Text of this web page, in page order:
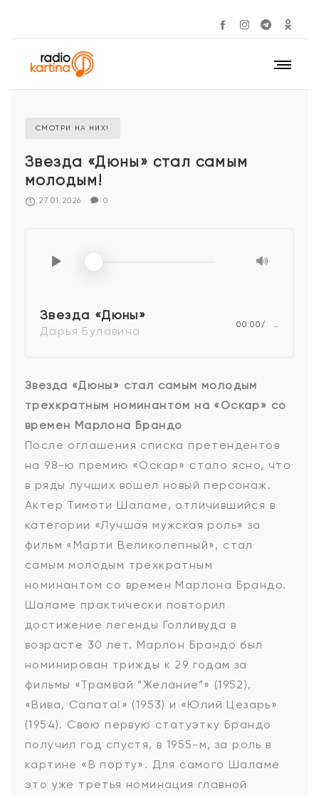
СМОТРИ НА НИХ!
Звезда «Дюны» стал самым
молодым!
27.01.2026 0
Звезда «Дюны»
Дарья Булавина 00:00 …
Звезда «Дюны» стал самым молодым
трехкратным номинантом на «Оскар» со
времен Марлона Брандо
После оглашения списка претендентов
на 98-ю премию «Оскар» стало ясно, что
в ряды лучших вошел новый персонаж.
Актер Тимоти Шаламе, отличившийся в
категории «Лучшая мужская роль» за
фильм «Марти Великолепный», стал
самым молодым трехкратным
номинантом со времен Марлона Брандо.
Шаламе практически повторил
достижение легенды Голливуда в
возрасте 30 лет. Марлон Брандо был
номинирован трижды к 29 годам за
фильмы «Трамвай “Желание”» (1952),
«Вива, Сапата!» (1953) и «Юлий Цезарь»
(1954). Свою первую статуэтку Брандо
получил год спустя, в 1955-м, за роль в
картине «В порту». Для самого Шаламе
это уже третья номинация главной